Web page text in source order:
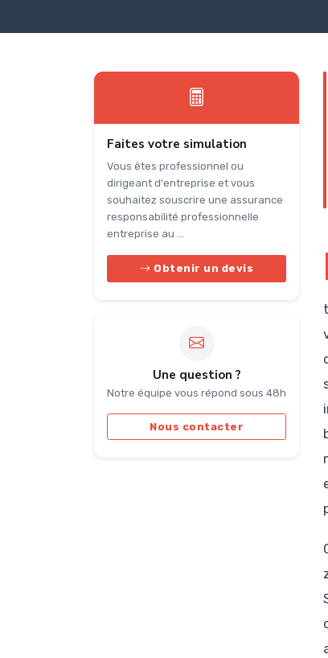
Faites votre simulation
Vous êtes professionnel ou
dirigeant d'entreprise et vous
souhaitez souscrire une assurance
responsabilité professionnelle
entreprise au ...
Obtenir un devis
Une question ?
Notre équipe vous répond sous 48h
Nous contacter